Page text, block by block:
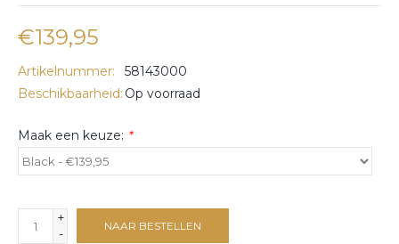
€139,95
Artikelnummer:
58143000
Beschikbaarheid: Op voorraad
Maak een keuze: *
+
-
NAAR BESTELLEN